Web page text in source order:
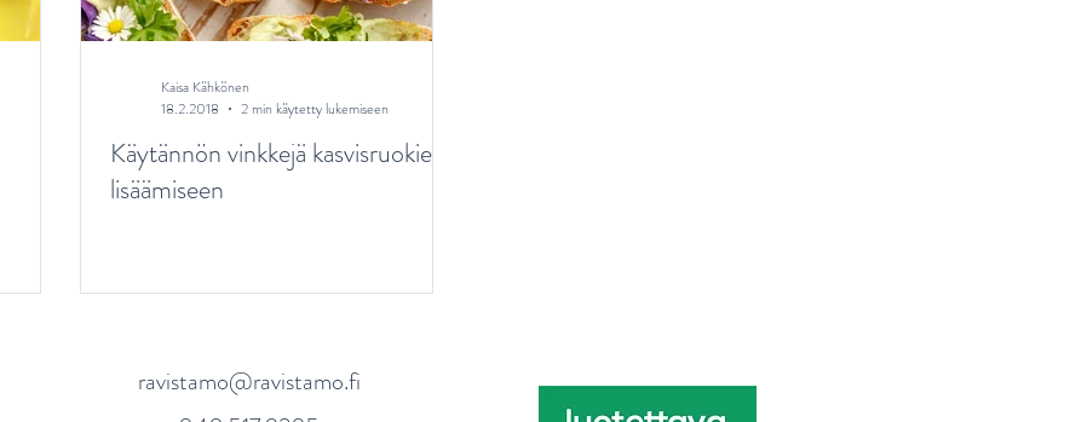
Käytännön vinkkejä kasvisruokien
lisäämiseen
Kaisa Kähkönen
18.2.2018
2 min käytetty lukemiseen
ravistamo@ravistamo.fi